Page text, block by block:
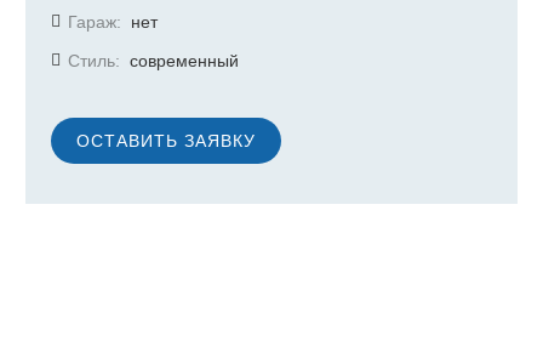
Гараж:
нет
Стиль: современный
ОСТАВИТЬ ЗАЯВКУ